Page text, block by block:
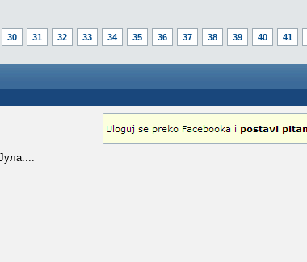
30 31 32 33 34 35 36 37 38 39 40 41